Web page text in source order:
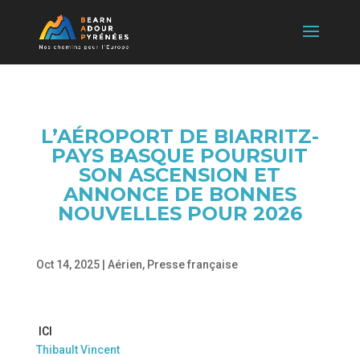
L’AÉROPORT DE BIARRITZ-
PAYS BASQUE POURSUIT
SON ASCENSION ET
ANNONCE DE BONNES
NOUVELLES POUR 2026
Oct 14, 2025| Aérien, Presse française
ICI
Thibault Vincent